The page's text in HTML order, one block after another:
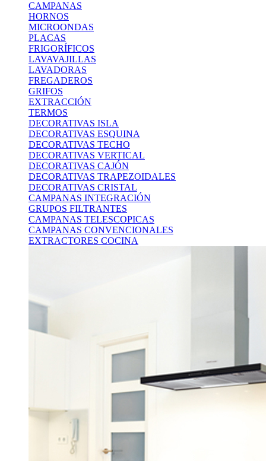
CAMPANAS
HORNOS
MICROONDAS
PLACAS
FRIGORÍFICOS
LAVAVAJILLAS
LAVADORAS
FREGADEROS
GRIFOS
EXTRACCIÓN
TERMOS
DECORATIVAS ISLA
DECORATIVAS ESQUINA
DECORATIVAS TECHO
DECORATIVAS VERTICAL
DECORATIVAS CAJÓN
DECORATIVAS TRAPEZOIDALES
DECORATIVAS CRISTAL
CAMPANAS INTEGRACIÓN
GRUPOS FILTRANTES
CAMPANAS TELESCOPICAS
CAMPANAS CONVENCIONALES
EXTRACTORES COCINA